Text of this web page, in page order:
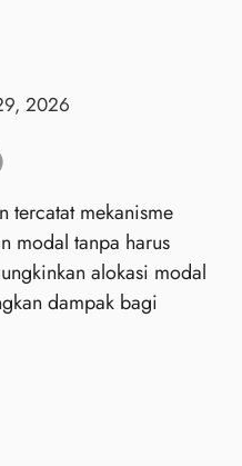
2026
tercatat mekanisme
modal tanpa harus
alokasi modal
dampak bagi